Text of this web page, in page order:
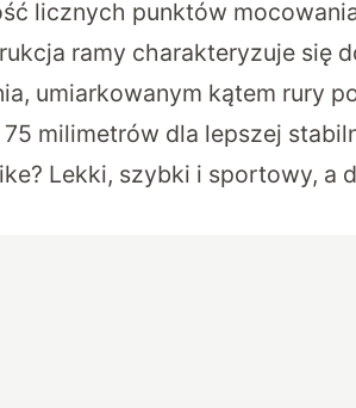
licznych punktów
ramy charakteryzuje się
umiarkowanym kątem rury
milimetrów dla lepszej
Lekki, szybki i sportowy, a